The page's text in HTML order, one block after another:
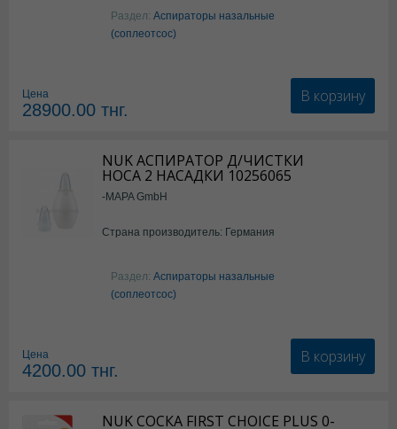
Раздел: Аспираторы назальные
(соплеотсос)
Цена
28900.00 тнг.
В корзину
NUK АСПИРАТОР Д/ЧИСТКИ
НОСА 2 НАСАДКИ 10256065
-MAPA GmbH
Страна производитель: Германия
Раздел: Аспираторы назальные
(соплеотсос)
Цена
4200.00 тнг.
В корзину
NUK СОСКА FIRST CHOICE PLUS 0-